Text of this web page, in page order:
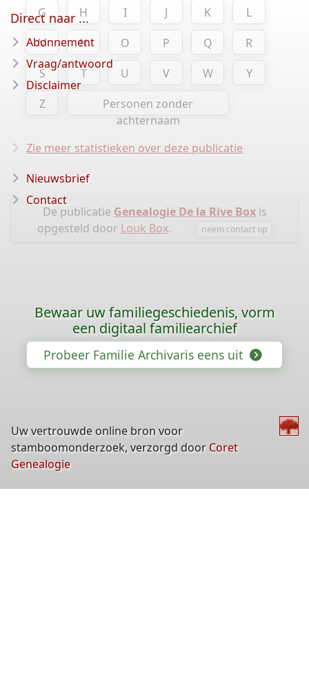
G
H I J K
L
M
N O P Q
R
S
T U V W
Y
Z
Personen zonder
achternaam
Zie meer statistieken over deze publicatie
De publicatie Genealogie De la Rive Boxis
opgesteld door Louk Box. neem contact op
Direct naar ...
Abonnement
Vraag/antwoord
Disclaimer
Nieuwsbrief
Contact
Bewaar uw familiegeschiedenis, vorm
een digitaal familiearchief
Probeer Familie Archivaris eens uit
Uw vertrouwde online bron voor
stamboomonderzoek, verzorgd door Coret
Genealogie